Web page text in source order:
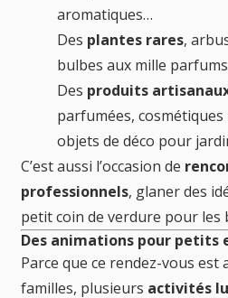
aromatiques…
Des plantes rares,
bulbes aux mille parfums
Des produits
parfumées,
objets de déco pour
C’est aussi l’occasion de
professionnels, glaner des
petit coin de verdure pour les
Des animations pour petits
Parce que ce rendez-vous est
familles, plusieurs activités